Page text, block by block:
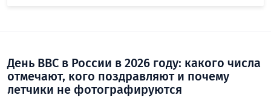
День ВВС в России в 2026 году: какого числа
отмечают, кого поздравляют и почему
летчики не фотографируются